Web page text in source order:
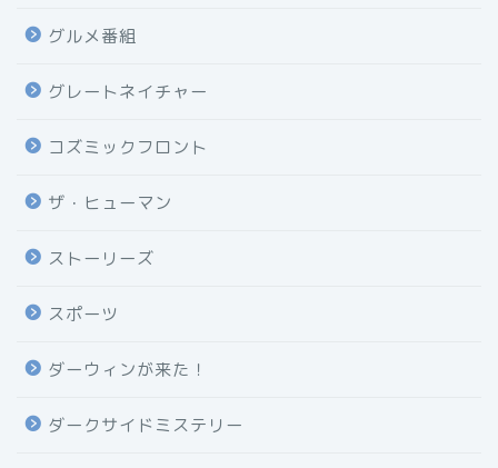
グルメ番組
グレートネイチャー
コズミックフロント
ザ・ヒューマン
ストーリーズ
スポーツ
ダーウィンが来た！
ダークサイドミステリー